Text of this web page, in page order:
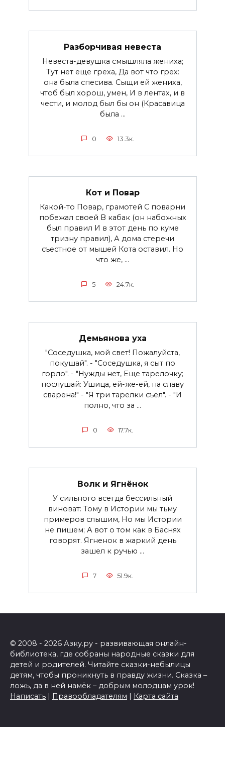
Разборчивая невеста
Невеста-девушка смышляла жениха;
Тут нет еще греха, Да вот что грех:
она была спесива. Сыщи ей жениха,
чтоб был хорош, умен, И в лентах, и в
чести, и молод был бы он (Красавица
была ...
0 13.3к.
Кот и Повар
Какой-то Повар, грамотей С поварни
побежал своей В кабак (он набожных
был правил И в этот день по куме
тризну правил), А дома стеречи
съестное от мышей Кота оставил. Но
что же, ...
5 24.7к.
Демьянова уха
"Соседушка, мой свет! Пожалуйста,
покушай". - "Соседушка, я сыт по
горло". - "Нужды нет, Еще тарелочку;
послушай: Ушица, ей-же-ей, на славу
сварена!" - "Я три тарелки съел". - "И
полно, что за ...
0 17.7к.
Волк и Ягнёнок
У сильного всегда бессильный
виноват: Тому в Истории мы тьму
примеров слышим, Но мы Истории
не пишем; А вот о том как в Баснях
говорят. Ягненок в жаркий день
зашел к ручью ...
7 51.9к.
© 2008 - 2026 Азку.ру - развивающая онлайн-
библиотека, где собраны народные сказки для
детей и родителей. Читайте сказки-небылицы
детям, чтобы проникнуть в правду жизни. Сказка –
ложь, да в ней намёк – добрым молодцам урок!
Написать | Правообладателям | Карта сайта